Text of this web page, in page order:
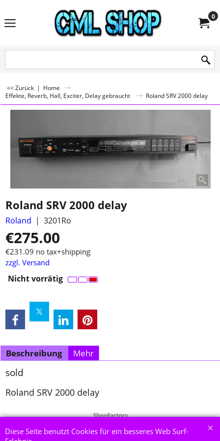
0
<< Zurück | Home
Effekte, Reverb, Hall, Exciter, Delay gebraucht
Roland SRV 2000 delay
Roland SRV 2000 delay
Roland 3201Ro
€275.00
€231.09 no tax+shipping
zzgl. Versand
Nicht vorrätig
Beschreibung Mehr
sold
Roland SRV 2000 delay
WebShop erstellt mit ShopFactory Shop Software.
Diese Seite benutzt Cookies für ein besseres Web Surf-